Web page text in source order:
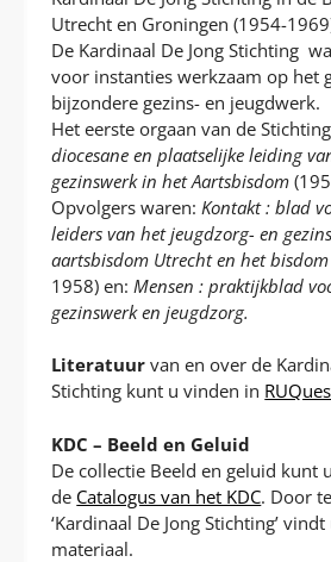
Utrecht en Groningen (1954-
De Kardinaal De Jong Stichting
voor instanties werkzaam op het
bijzondere gezins- en jeugdwerk.
Het eerste orgaan van de
diocesane en plaatselijke leiding
gezinswerk in het Aartsbisdom
Opvolgers waren: Kontakt : blad
leiders van het jeugdzorg- en
aartsbisdom Utrecht en het
1958) en: Mensen : praktijkblad
gezinswerk en jeugdzorg.
Literatuur van en over de
Stichting kunt u vinden in
KDC – Beeld en Geluid
De collectie Beeld en geluid kunt
de Catalogus van het KDC. Door
‘Kardinaal De Jong Stichting’
materiaal.